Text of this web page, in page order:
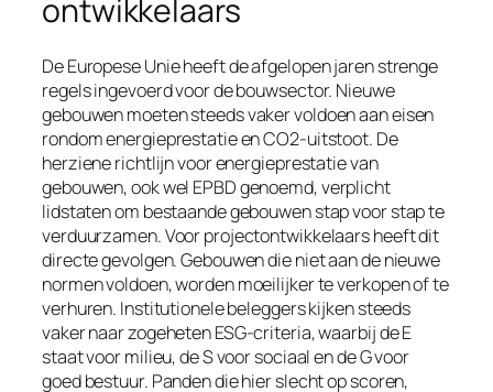
ontwikkelaars
De Europese Unie heeft de afgelopen jaren strenge
regels ingevoerd voor de bouwsector. Nieuwe
gebouwen moeten steeds vaker voldoen aan eisen
rondom energieprestatie en CO2-uitstoot. De
herziene richtlijn voor energieprestatie van
gebouwen, ook wel EPBD genoemd, verplicht
lidstaten om bestaande gebouwen stap voor stap te
verduurzamen. Voor projectontwikkelaars heeft dit
directe gevolgen. Gebouwen die niet aan de nieuwe
normen voldoen, worden moeilijker te verkopen of te
verhuren. Institutionele beleggers kijken steeds
vaker naar zogeheten ESG-criteria, waarbij de E
staat voor milieu, de S voor sociaal en de G voor
goed bestuur. Panden die hier slecht op scoren,